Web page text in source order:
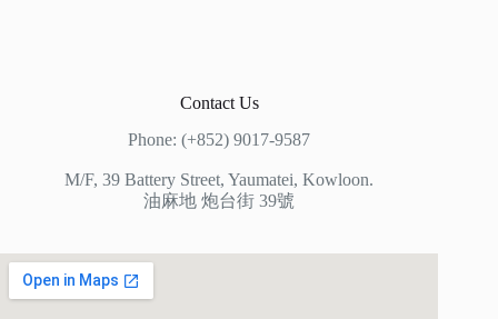
Contact Us
Phone: (+852) 9017-9587
M/F, 39 Battery Street, Yaumatei, Kowloon.
油麻地 炮台街 39號